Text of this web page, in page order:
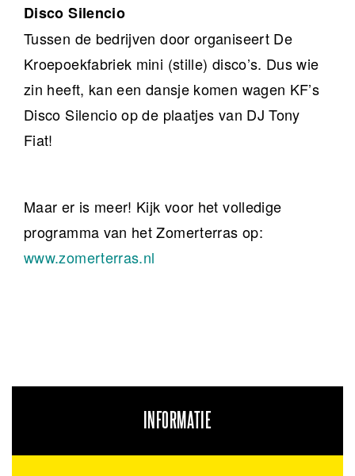
Disco Silencio
Tussen de bedrijven door organiseert De
Kroepoekfabriek mini (stille) disco’s. Dus wie
zin heeft, kan een dansje komen wagen KF’s
Disco Silencio op de plaatjes van DJ Tony
Fiat!
Maar er is meer! Kijk voor het volledige
programma van het Zomerterras op:
www.zomerterras.nl
INFORMATIE